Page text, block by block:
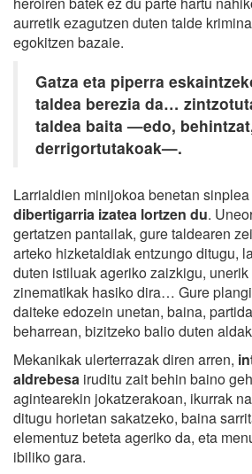
aurretik ezagutzen duten talde
egokitzen bazaie.
Gatza eta piperra
taldea berezia da…
taldea baita —edo,
derrigortutakoak—.
Larrialdien minijokoa benetan
dibertigarria izatea lortzen du.
gertatzen pantailak, gure taldearen
arteko hizketaldiak entzungo ditugu,
duten istiluak ageriko zaizkigu,
zinematikak hasiko dira… Gure
daiteke edozein unetan, baina,
beharrean, bizitzeko balio duten
Mekanikak ulerterrazak diren arren,
aldrebesa iruditu zait behin baino
agintearekin jokatzerakoan, ikurrak
ditugu horietan sakatzeko, baina
elementuz beteta ageriko da, eta
ibiliko gara.